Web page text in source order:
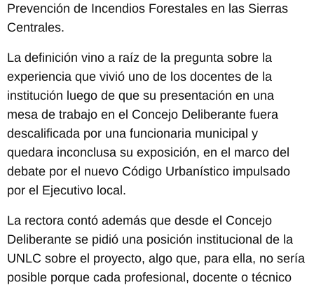
Prevención de Incendios Forestales en las Sierras
Centrales.
La definición vino a raíz de la pregunta sobre la
experiencia que vivió uno de los docentes de la
institución luego de que su presentación en una
mesa de trabajo en el Concejo Deliberante fuera
descalificada por una funcionaria municipal y
quedara inconclusa su exposición, en el marco del
debate por el nuevo Código Urbanístico impulsado
por el Ejecutivo local.
La rectora contó además que desde el Concejo
Deliberante se pidió una posición institucional de la
UNLC sobre el proyecto, algo que, para ella, no sería
posible porque cada profesional, docente o técnico